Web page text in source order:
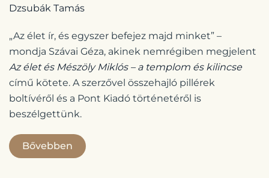
Dzsubák Tamás
„Az élet ír, és egyszer befejez majd minket” –
mondja Szávai Géza, akinek nemrégiben megjelent
Az élet és Mészöly Miklós – a templom és kilincse
című kötete. A szerzővel összehajló pillérek
boltívéről és a Pont Kiadó történetéről is
beszélgettünk.
Bővebben